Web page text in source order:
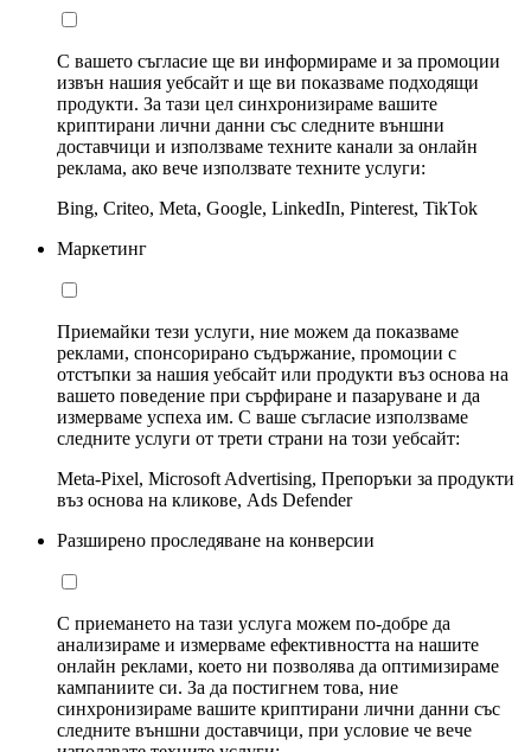
С вашето съгласие ще ви информираме и за промоции
извън нашия уебсайт и ще ви показваме подходящи
продукти. За тази цел синхронизираме вашите
криптирани лични данни със следните външни
доставчици и използваме техните канали за онлайн
реклама, ако вече използвате техните услуги:
Bing, Criteo, Meta, Google, LinkedIn, Pinterest, TikTok
Маркетинг
Приемайки тези услуги, ние можем да показваме
реклами, спонсорирано съдържание, промоции с
отстъпки за нашия уебсайт или продукти въз основа на
вашето поведение при сърфиране и пазаруване и да
измерваме успеха им. С ваше съгласие използваме
следните услуги от трети страни на този уебсайт:
Meta-Pixel, Microsoft Advertising, Препоръки за продукти
въз основа на кликове, Ads Defender
Разширено проследяване на конверсии
С приемането на тази услуга можем по-добре да
анализираме и измерваме ефективността на нашите
онлайн реклами, което ни позволява да оптимизираме
кампаниите си. За да постигнем това, ние
синхронизираме вашите криптирани лични данни със
следните външни доставчици, при условие че вече